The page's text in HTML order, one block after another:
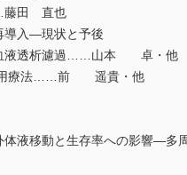
田 直也
入―現状と予後
透析濾過……山本 卓・他
療法……前 遥貴・他
液移動と生存率への影響―